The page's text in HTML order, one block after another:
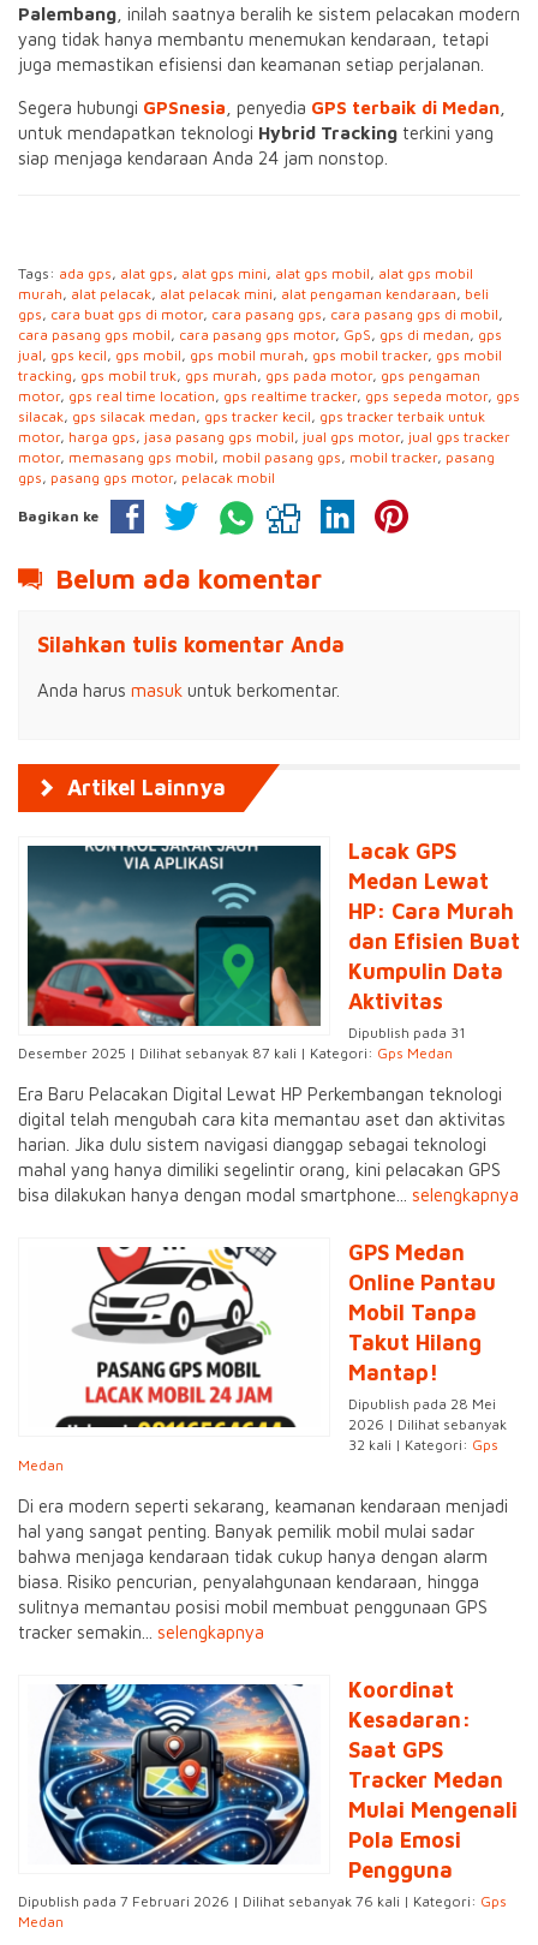
Palembang , inilah saatnya beralih ke sistem pelacakan modern
yang tidak hanya membantu menemukan kendaraan, tetapi
juga memastikan efisiensi dan keamanan setiap perjalanan.
Segera hubungi GPSnesia , penyedia GPS terbaik di Medan
untuk mendapatkan teknologi Hybrid Tracking terkini yang
siap menjaga kendaraan Anda 24 jam nonstop.
Tags: ada gps, alat gps, alat gps mini, alat gps mobil, alat gps mobil
murah, alat pelacak, alat pelacak mini, alat pengaman kendaraan, beli
gps, cara buat gps di motor, cara pasang gps, cara pasang gps di mobil,
cara pasang gps mobil, cara pasang gps motor, GpS, gps di medan, gps
jual, gps kecil, gps mobil, gps mobil murah, gps mobil tracker, gps mobil
tracking, gps mobil truk, gps murah, gps pada motor, gps pengaman
motor, gps real time location, gps realtime tracker, gps sepeda motor, gps
silacak, gps silacak medan, gps tracker kecil, gps tracker terbaik untuk
motor, harga gps, jasa pasang gps mobil, jual gps motor, jual gps tracker
motor, memasang gps mobil, mobil pasang gps, mobil tracker, pasang
gps, pasang gps motor, pelacak mobil
Bagikan ke
Belum ada komentar
Silahkan tulis komentar Anda
Anda harus masuk untuk berkomentar.
Artikel Lainnya
Lacak GPS
Medan Lewat
HP: Cara Murah
dan Efisien Buat
Kumpulin Data
Aktivitas
Dipublish pada 31
Desember 2025 | Dilihat sebanyak 87 kali | Kategori: Gps Medan
Era Baru Pelacakan Digital Lewat HP Perkembangan teknologi
digital telah mengubah cara kita memantau aset dan aktivitas
harian. Jika dulu sistem navigasi dianggap sebagai teknologi
mahal yang hanya dimiliki segelintir orang, kini pelacakan GPS
bisa dilakukan hanya dengan modal smartphone... selengkapnya
GPS Medan
Online Pantau
Mobil Tanpa
Takut Hilang
Mantap!
Dipublish pada 28 Mei
2026 | Dilihat sebanyak
32 kali | Kategori: Gps
Medan
Di era modern seperti sekarang, keamanan kendaraan menjadi
hal yang sangat penting. Banyak pemilik mobil mulai sadar
bahwa menjaga kendaraan tidak cukup hanya dengan alarm
biasa. Risiko pencurian, penyalahgunaan kendaraan, hingga
sulitnya memantau posisi mobil membuat penggunaan GPS
tracker semakin... selengkapnya
Koordinat
Kesadaran:
Saat GPS
Tracker Medan
Mulai Mengenali
Pola Emosi
Pengguna
Dipublish pada 7 Februari 2026 | Dilihat sebanyak 76 kali | Kategori: Gps
Medan